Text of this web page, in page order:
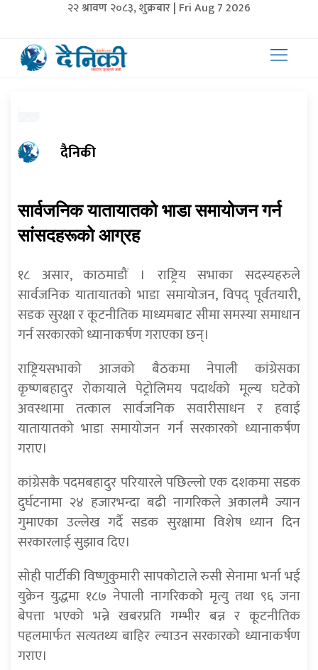
२२ श्रावण २०८३, शुक्रबार | Fri Aug 7 2026
दैनिकी
सार्वजनिक यातायातको भाडा समायोजन गर्न
सांसदहरूको आग्रह
१८ असार, काठमाडौं । राष्ट्रिय सभाका सदस्यहरुले
सार्वजनिक यातायातको भाडा समायोजन, विपद् पूर्वतयारी,
सडक सुरक्षा र कूटनीतिक माध्यमबाट सीमा समस्या समाधान
गर्न सरकारको ध्यानाकर्षण गराएका छन्।
राष्ट्रियसभाको आजको बैठकमा नेपाली कांग्रेसका
कृष्णबहादुर रोकायाले पेट्रोलिमय पदार्थको मूल्य घटेको
अवस्थामा तत्काल सार्वजनिक सवारीसाधन र हवाई
यातायातको भाडा समायोजन गर्न सरकारको ध्यानाकर्षण
गराए।
कांग्रेसकै पदमबहादुर परियारले पछिल्लो एक दशकमा सडक
दुर्घटनामा २४ हजारभन्दा बढी नागरिकले अकालमै ज्यान
गुमाएका उल्लेख गर्दै सडक सुरक्षामा विशेष ध्यान दिन
सरकारलाई सुझाव दिए।
सोही पार्टीकी विष्णुकुमारी सापकोटाले रुसी सेनामा भर्ना भई
युक्रेन युद्धमा १८७ नेपाली नागरिकको मृत्यु तथा ९६ जना
बेपत्ता भएको भन्ने खबरप्रति गम्भीर बन्न र कूटनीतिक
पहलमार्फत सत्यतथ्य बाहिर ल्याउन सरकारको ध्यानाकर्षण
गराए।